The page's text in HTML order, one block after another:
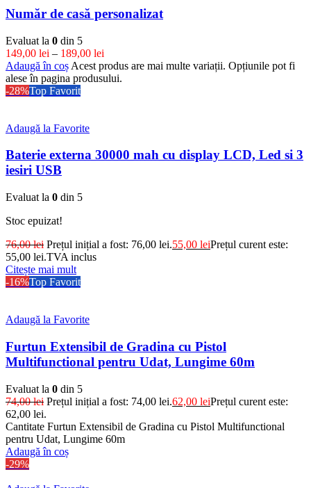
Număr de casă personalizat
Evaluat la 0 din 5
149,00 lei – 189,00 lei
Adaugă în coș Acest produs are mai multe variații. Opțiunile pot fi
alese în pagina produsului.
-28%Top Favorit
Adaugă la Favorite
Baterie externa 30000 mah cu display LCD, Led si 3
iesiri USB
Evaluat la 0 din 5
Stoc epuizat!
76,00lei Prețul inițial a fost: 76,00 lei.55,00 leiPrețul curent este:
55,00 lei.TVA inclus
Citește mai mult
-16%Top Favorit
Adaugă la Favorite
Furtun Extensibil de Gradina cu Pistol
Multifunctional pentru Udat, Lungime 60m
Evaluat la 0 din 5
74,00lei Prețul inițial a fost: 74,00 lei.62,00 leiPrețul curent este:
62,00 lei.
Cantitate Furtun Extensibil de Gradina cu Pistol Multifunctional
pentru Udat, Lungime 60m
Adaugă în coș
-29%